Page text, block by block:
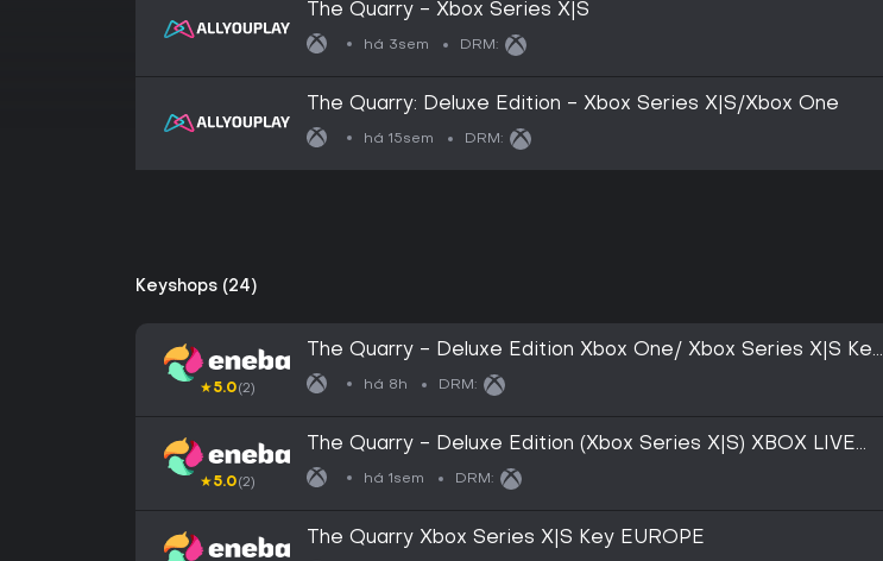
The Quarry - Xbox Series X|S
há 3sem DRM:
The Quarry: Deluxe Edition - Xbox Series X|S/Xbox One
há 15sem DRM:
Keyshops (24)
★5.0(2)
The Quarry - Deluxe Edition Xbox One/ Xbox Series X|S Key
EUROPE
há 8h DRM:
★5.0(2)
The Quarry - Deluxe Edition (Xbox Series X|S) XBOX LIVE
Key EUROPE
há 1sem DRM:
The Quarry Xbox Series X|S Key EUROPE